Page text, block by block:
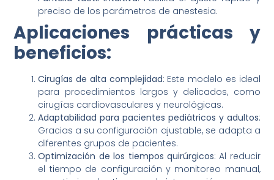
preciso de los parámetros de anestesia.
Aplicaciones prácticas y
beneficios:
Cirugías de alta complejidad: Este modelo es ideal
para procedimientos largos y delicados, como
cirugías cardiovasculares y neurológicas.
Adaptabilidad para pacientes pediátricos y adultos:
Gracias a su configuración ajustable, se adapta a
diferentes grupos de pacientes.
Optimización de los tiempos quirúrgicos: Al reducir
el tiempo de configuración y monitoreo manual,